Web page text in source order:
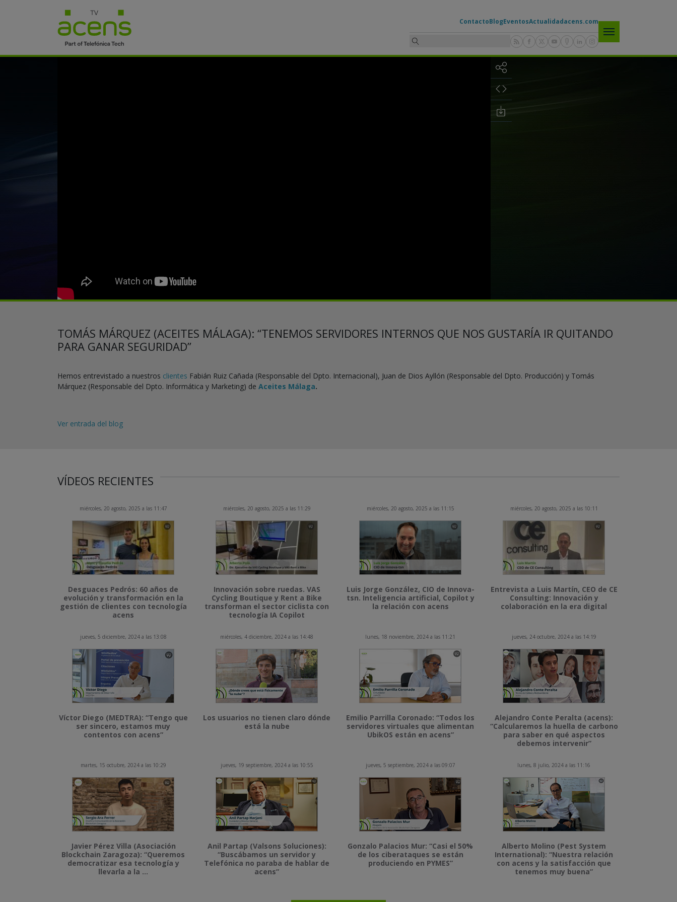
ContactoBlogEventosActualidadacens.com
TOMÁS MÁRQUEZ (ACEITES MÁLAGA): “TENEMOS SERVIDORES INTERNOS QUE NOS GUSTARÍA IR QUITANDO
PARA GANAR SEGURIDAD”
Hemos entrevistado a nuestros clientes Fabián Ruiz Cañada (Responsable del Dpto. Internacional), Juan de Dios Ayllón (Responsable del Dpto. Producción) y Tomás
Márquez (Responsable del Dpto. Informática y Marketing) de Aceites Málaga.
Ver entrada del blog
VÍDEOS RECIENTES
miércoles, 20 agosto, 2025 a las 11:47
Desguaces Pedrós: 60 años de
evolución y transformación en la
gestión de clientes con tecnología
acens
miércoles, 20 agosto, 2025 a las 11:29
Innovación sobre ruedas. VAS
Cycling Boutique y Rent a Bike
transforman el sector ciclista con
tecnología IA Copilot
miércoles, 20 agosto, 2025 a las 11:15
Luis Jorge González, CIO de Innova-
tsn. Inteligencia artificial, Copilot y
la relación con acens
miércoles, 20 agosto, 2025 a las 10:11
Entrevista a Luis Martín, CEO de CE
Consulting: Innovación y
colaboración en la era digital
jueves, 5 diciembre, 2024 a las 13:08
Víctor Diego (MEDTRA): “Tengo que
ser sincero, estamos muy
contentos con acens”
miércoles, 4 diciembre, 2024 a las 14:48
Los usuarios no tienen claro dónde
está la nube
lunes, 18 noviembre, 2024 a las 11:21
Emilio Parrilla Coronado: “Todos los
servidores virtuales que alimentan
UbikOS están en acens”
jueves, 24 octubre, 2024 a las 14:19
Alejandro Conte Peralta (acens):
“Calcularemos la huella de carbono
para saber en qué aspectos
debemos intervenir”
martes, 15 octubre, 2024 a las 10:29
Javier Pérez Villa (Asociación
Blockchain Zaragoza): “Queremos
democratizar esa tecnología y
llevarla a la ...
jueves, 19 septiembre, 2024 a las 10:55
Anil Partap (Valsons Soluciones):
“Buscábamos un servidor y
Telefónica no paraba de hablar de
acens”
jueves, 5 septiembre, 2024 a las 09:07
Gonzalo Palacios Mur: “Casi el 50%
de los ciberataques se están
produciendo en PYMES”
lunes, 8 julio, 2024 a las 11:16
Alberto Molino (Pest System
International): “Nuestra relación
con acens y la satisfacción que
tenemos muy buena”